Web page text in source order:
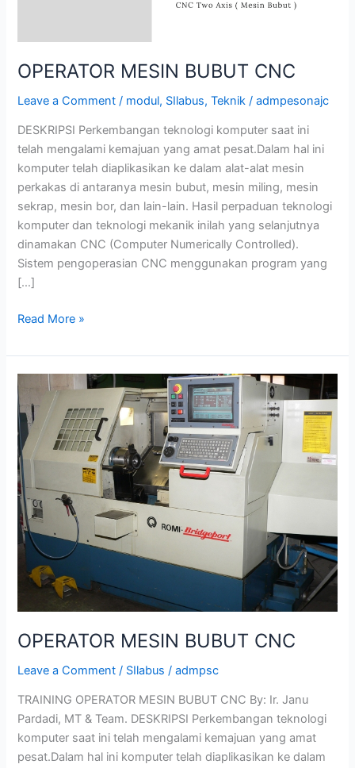
OPERATOR MESIN BUBUT CNC
Leave a Comment / modul, SIlabus,Teknik /admpesonajc
DESKRIPSI Perkembangan teknologi komputer saat ini
telah mengalami kemajuan yang amat pesat.Dalam hal ini
komputer telah diaplikasikan ke dalam alat-alat mesin
perkakas di antaranya mesin bubut, mesin miling, mesin
sekrap, mesin bor, dan lain-lain. Hasil perpaduan teknologi
komputer dan teknologi mekanik inilah yang selanjutnya
dinamakan CNC (Computer Numerically Controlled).
Sistem pengoperasian CNC menggunakan program yang
[…]
Read More »
OPERATOR MESIN BUBUT CNC
Leave a Comment / SIlabus /admpsc
TRAINING OPERATOR MESIN BUBUT CNC By: Ir. Janu
Pardadi, MT & Team. DESKRIPSI Perkembangan teknologi
komputer saat ini telah mengalami kemajuan yang amat
pesat.Dalam hal ini komputer telah diaplikasikan ke dalam
OPERATOR
MESIN
BUBUT
CNC